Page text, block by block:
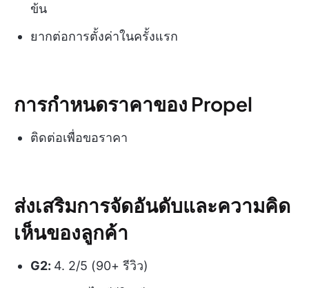
ข้น
ยากต่อการตั้งค่าในครั้งแรก
การกำหนดราคาของ Propel
ติดต่อเพื่อขอราคา
ส่งเสริมการจัดอันดับและความคิด
เห็นของลูกค้า
G2: 4. 2/5 (90+ รีวิว)